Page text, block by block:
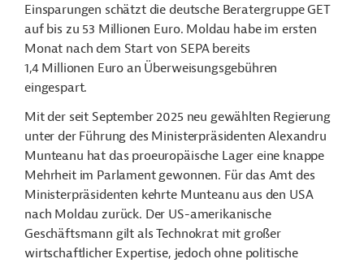
Einsparungen schätzt die deutsche Beratergruppe GET
auf bis zu 53 Millionen Euro. Moldau habe im ersten
Monat nach dem Start von SEPA bereits
1,4 Millionen Euro an Überweisungsgebühren
eingespart.
Mit der seit September 2025 neu gewählten Regierung
unter der Führung des Ministerpräsidenten Alexandru
Munteanu hat das proeuropäische Lager eine knappe
Mehrheit im Parlament gewonnen. Für das Amt des
Ministerpräsidenten kehrte Munteanu aus den USA
nach Moldau zurück. Der US-amerikanische
Geschäftsmann gilt als Technokrat mit großer
wirtschaftlicher Expertise, jedoch ohne politische